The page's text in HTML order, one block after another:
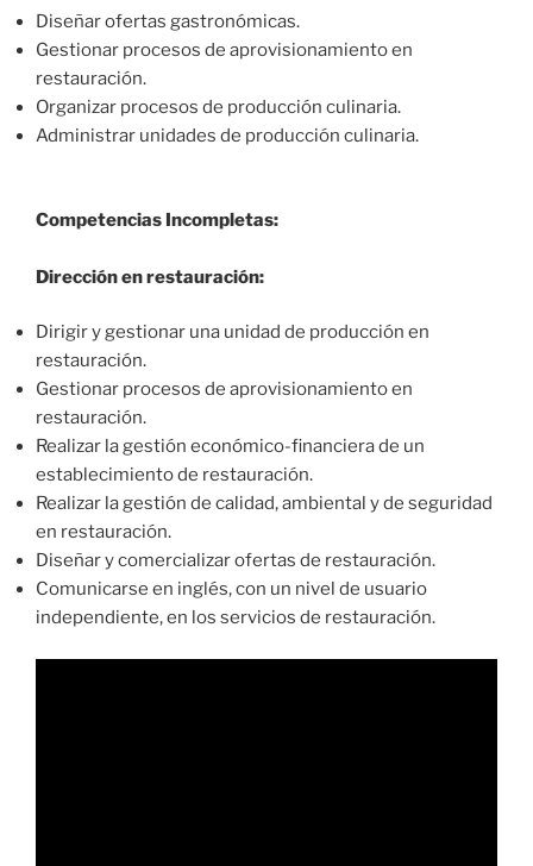
Diseñar ofertas gastronómicas.
Gestionar procesos de aprovisionamiento en
restauración.
Organizar procesos de producción culinaria.
Administrar unidades de producción culinaria.
Competencias Incompletas:
Dirección en restauración:
Dirigir y gestionar una unidad de producción en
restauración.
Gestionar procesos de aprovisionamiento en
restauración.
Realizar la gestión económico-financiera de un
establecimiento de restauración.
Realizar la gestión de calidad, ambiental y de seguridad
en restauración.
Diseñar y comercializar ofertas de restauración.
Comunicarse en inglés, con un nivel de usuario
independiente, en los servicios de restauración.